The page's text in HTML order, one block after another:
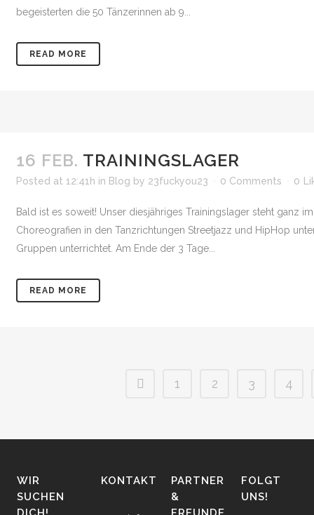
begeisterten die 50 Tänzerinnen ab 9...
READ MORE
16 FEB. TRAININGSLAGER
Posted at 12:41h in Blog by 23fuckyou23 0 Comments 0
Bald ist es soweit! Unser diesjähriges Trainingslager steht ganz
Choreografien in den Tanzrichtungen Streetjazz und HipHop
Gruppen unterrichtet. Am Ende der 3 Tage...
READ MORE
1 2 3 4
WIR
SUCHEN
KONTAKT
PARTNER
&
FOLGT
UNS!